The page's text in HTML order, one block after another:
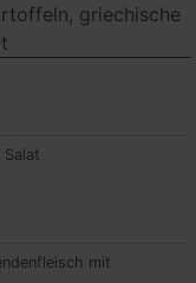
griechische
mit